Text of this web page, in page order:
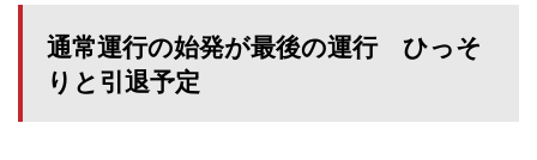
通常運行の始発が最後の運行 ひっそ
りと引退予定